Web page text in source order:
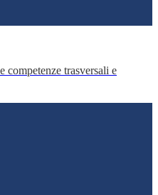
competenze trasversali e